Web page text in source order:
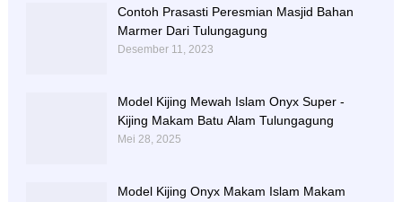
Contoh Prasasti Peresmian Masjid Bahan
Marmer Dari Tulungagung
Desember 11, 2023
Model Kijing Mewah Islam Onyx Super -
Kijing Makam Batu Alam Tulungagung
Mei 28, 2025
Model Kijing Onyx Makam Islam Makam